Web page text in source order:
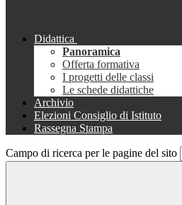
Didattica
Panoramica
Offerta formativa
I progetti delle classi
Le schede didattiche
Archivio
Elezioni Consiglio di Istituto
Rassegna Stampa
Campo di ricerca per le pagine del sito